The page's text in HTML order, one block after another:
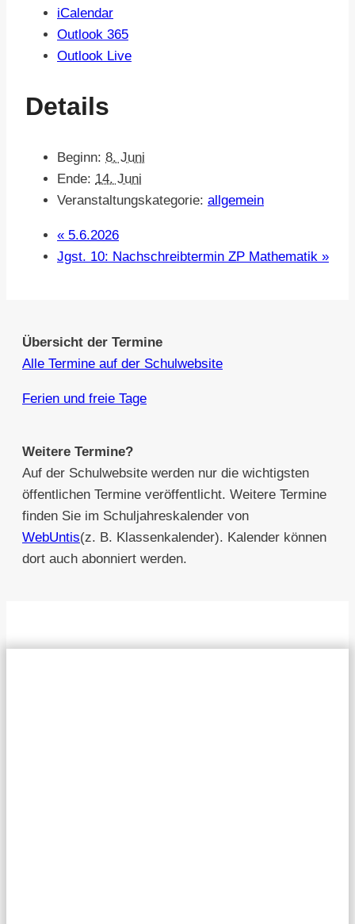
iCalendar
Outlook 365
Outlook Live
Details
Beginn: 8. Juni
Ende: 14. Juni
Veranstaltungskategorie: allgemein
« 5.6.2026
Jgst. 10: Nachschreibtermin ZP Mathematik »
Übersicht der Termine
Alle Termine auf der Schulwebsite
Ferien und freie Tage
Weitere Termine?
Auf der Schulwebsite werden nur die wichtigsten
öffentlichen Termine veröffentlicht. Weitere Termine
finden Sie im Schuljahreskalender von
WebUntis(z. B. Klassenkalender). Kalender können
dort auch abonniert werden.